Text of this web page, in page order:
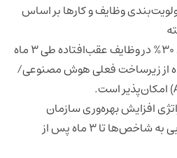
وظایف و کارها بر اساس
از زیرساخت فعلی هوش مصنوعی/
افزایش بهره‌وری سازمان
دستیابی به شاخص‌ها تا ۳ ماه پس از